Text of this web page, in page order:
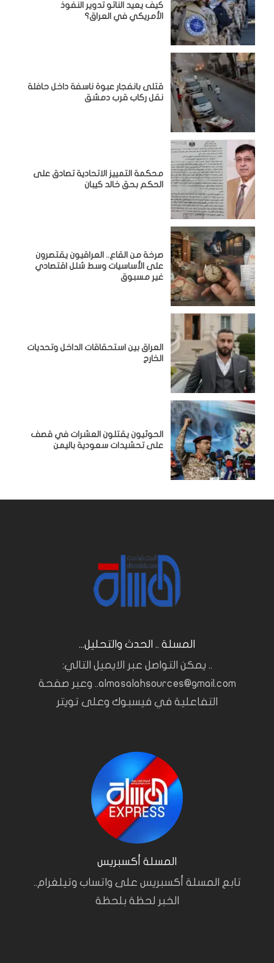
كيف يعيد الناتو تدوير النفوذ
الأمريكي في العراق؟
قتلى بانفجار عبوة ناسفة داخل حافلة
نقل ركاب قرب دمشق
محكمة التمييز الاتحادية تصادق على
الحكم بحق خالد كيبان
صرخة من القاع.. العراقيون يقتصرون
على الأساسيات وسط شلل اقتصادي
غير مسبوق
‏العراق بين استحقاقات الداخل وتحديات
الخارج
الحوثيون يقتلون العشرات في قصف
على تحشيدات سعودية باليمن
المسلة .. الحدث والتحليل...
.. يمكن التواصل عبر الايميل التالي:
almasalahsources@gmail.com.. وعبر صفحة
التفاعلية في فيسبوك وعلى تويتر
المسلة أكسبريس
تابع المسلة أكسبريس على واتساب وتيلغرام..
الخبر لحظة بلحظة